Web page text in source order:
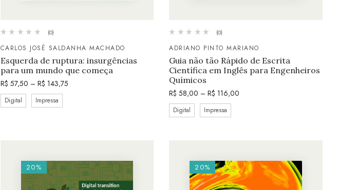
(0)
CARLOS JOSÉ SALDANHA MACHADO
Esquerda de ruptura: insurgências
para um mundo que começa
R$ 57,50 – R$ 143,75
Digital Impressa
(0)
ADRIANO PINTO MARIANO
Guia não tão Rápido de Escrita
Científica em Inglês para Engenheiros
Químicos
R$ 58,00 – R$ 116,00
Digital Impressa
20% 20%